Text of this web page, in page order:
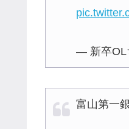
— 新卒OL
富山第一